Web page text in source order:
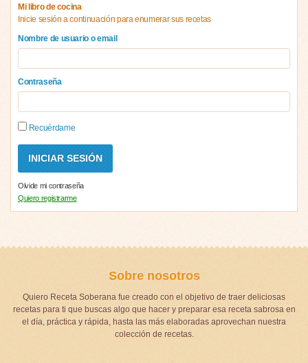
Mi libro de cocina
Inicie sesión a continuación para enumerar sus recetas
Nombre de usuario o email
Contraseña
Recuérdame
Olvide mi contraseña
Quiero registrarme
Sobre nosotros
Quiero Receta Soberana fue creado con el objetivo de traer deliciosas
recetas para ti que buscas algo que hacer y preparar esa receta sabrosa en
el día, práctica y rápida, hasta las más elaboradas aprovechan nuestra
colección de recetas.